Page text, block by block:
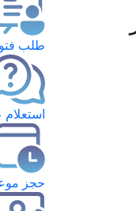
طلب
حجز